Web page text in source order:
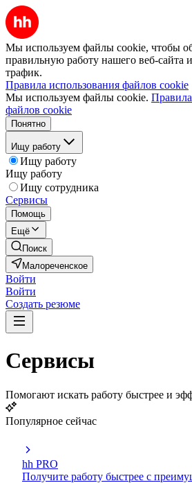
Мы используем файлы cookie, чтобы
правильную работу нашего веб-сайта
трафик.
Правила использования файлов cookie
Мы используем файлы cookie.
файлов cookie
Понятно
Ищу работу
Ищу работу
Ищу работу
Ищу сотрудника
Сервисы
Помощь
Ещё
Поиск
Малореченское
Войти
Войти
Создать резюме
Сервисы
Помогают искать работу быстрее и
Популярное сейчас
hh PRO
Получите работу быстрее с